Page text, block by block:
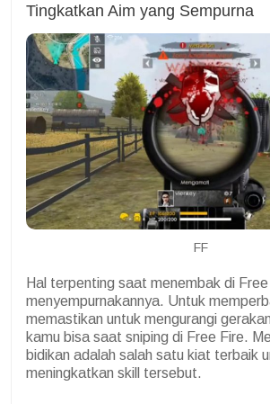
Tingkatkan Aim yang Sempurna
FF
Hal terpenting saat menembak di
menyempurnakannya. Untuk
memastikan untuk mengurangi
kamu bisa saat sniping di Free Fire.
bidikan adalah salah satu kiat terbaik
meningkatkan skill tersebut.